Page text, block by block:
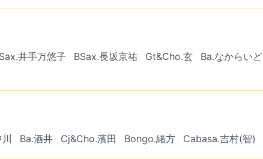
井手万悠子 BSax.長坂京祐 Gt&Cho.玄 Ba.なからいど
Ba.酒井 Cj&Cho.濱田 Bongo.緒方 Cabasa.吉村(智)